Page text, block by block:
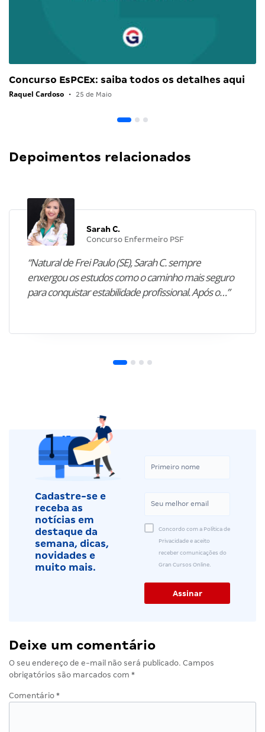
Concurso EsPCEx: saiba todos os detalhes aqui
Raquel Cardoso • 25 de Maio
Depoimentos relacionados
Sarah C.
Concurso Enfermeiro PSF
“Natural de Frei Paulo (SE), Sarah C. sempre
enxergou os estudos como o caminho mais seguro
para conquistar estabilidade profissional. Após o…”
Cadastre-se e
receba as
notícias em
destaque da
semana, dicas,
novidades e
muito mais.
Concordo com a Política de
Privacidade e aceito
receber comunicações do
Gran Cursos Online.
Deixe um comentário
O seu endereço de e-mail não será publicado. Campos
obrigatórios são marcados com *
Comentário *